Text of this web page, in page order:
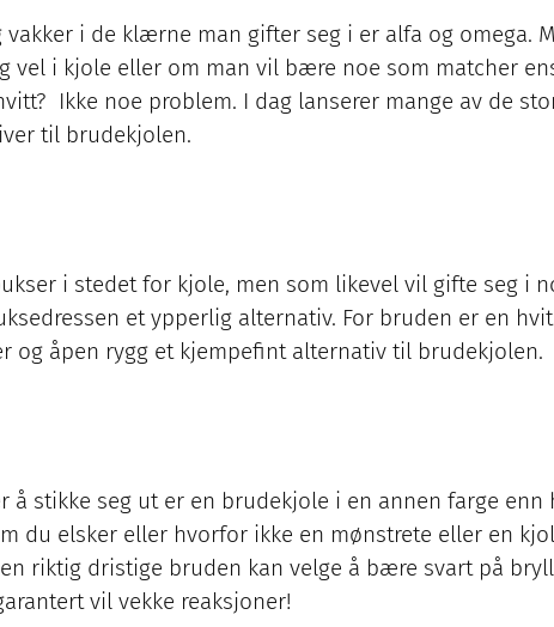
i de klærne man gifter seg i er alfa og omega.
vel i kjole eller om man vil bære noe som matcher
Ikke noe problem. I dag lanserer mange av de
til brudekjolen.
i stedet for kjole, men som likevel vil gifte seg i
et ypperlig alternativ. For bruden er en
og åpen rygg et kjempefint alternativ til brudekjolen.
å stikke seg ut er en brudekjole i en annen farge enn
du elsker eller hvorfor ikke en mønstrete eller en
riktig dristige bruden kan velge å bære svart på
vil vekke reaksjoner!